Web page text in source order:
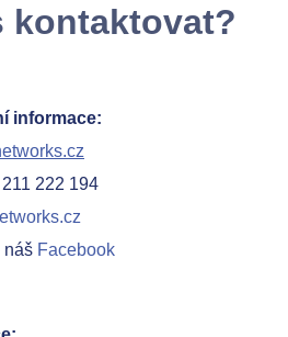
kontaktovat?
informace:
211 222 194
náš Facebook